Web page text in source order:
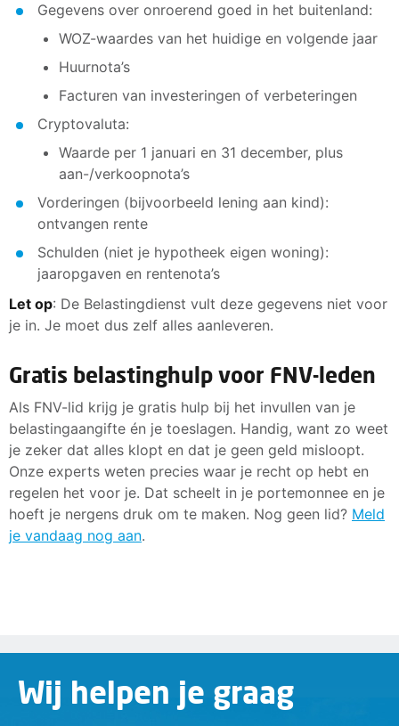
Gegevens over onroerend goed in het buitenland:
WOZ-waardes van het huidige en volgende jaar
Huurnota’s
Facturen van investeringen of verbeteringen
Cryptovaluta:
Waarde per 1 januari en 31 december, plus
aan-/verkoopnota’s
Vorderingen (bijvoorbeeld lening aan kind):
ontvangen rente
Schulden (niet je hypotheek eigen woning):
jaaropgaven en rentenota’s
Let op: De Belastingdienst vult deze gegevens niet voor
je in. Je moet dus zelf alles aanleveren.
Gratis belastinghulp voor FNV-leden
Als FNV-lid krijg je gratis hulp bij het invullen van je
belastingaangifte én je toeslagen. Handig, want zo weet
je zeker dat alles klopt en dat je geen geld misloopt.
Onze experts weten precies waar je recht op hebt en
regelen het voor je. Dat scheelt in je portemonnee en je
hoeft je nergens druk om te maken. Nog geen lid? Meld
je vandaag nog aan.
Wij helpen je graag